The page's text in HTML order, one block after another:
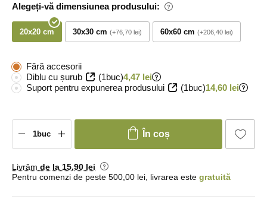
Alegeți-vă dimensiunea produsului:
20x20 cm 30x30 cm +76,70 lei 60x60 cm +206,40 lei
Fără accesorii
Diblu cu șurub
(1buc)4,47 lei
Suport pentru expunerea produsului
(1buc)14,60 lei
În coș
Livrăm de la 15,90 lei
Pentru comenzi de peste 500,00 lei, livrarea este gratuită